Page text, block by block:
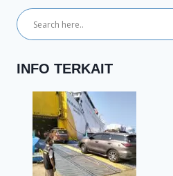
INFO TERKAIT